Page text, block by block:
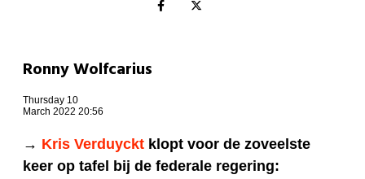
Kinderen en jongeren
Ronny Wolfcarius
Thursday 10
March 2022 20:56
→ Kris Verduyckt klopt voor de zoveelste
keer op tafel bij de federale regering: